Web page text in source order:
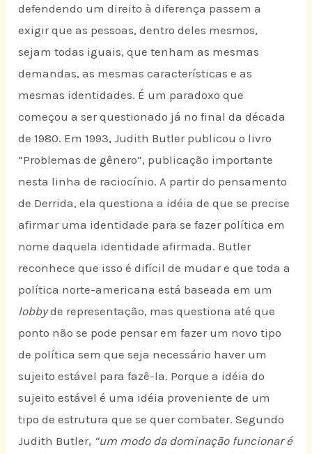
defendendo um direito à diferença passem a
exigir que as pessoas, dentro deles mesmos,
sejam todas iguais, que tenham as mesmas
demandas, as mesmas características e as
mesmas identidades. É um paradoxo que
começou a ser questionado já no final da década
de 1980. Em 1993, Judith Butler publicou o livro
“Problemas de gênero”, publicação importante
nesta linha de raciocínio. A partir do pensamento
de Derrida, ela questiona a idéia de que se precise
afirmar uma identidade para se fazer política em
nome daquela identidade afirmada. Butler
reconhece que isso é difícil de mudar e que toda a
política norte-americana está baseada em um
lobbyde representação, mas questiona até que
ponto não se pode pensar em fazer um novo tipo
de política sem que seja necessário haver um
sujeito estável para fazê-la. Porque a idéia do
sujeito estável é uma idéia proveniente de um
tipo de estrutura que se quer combater. Segundo
Judith Butler, “um modo da dominação funcionar é